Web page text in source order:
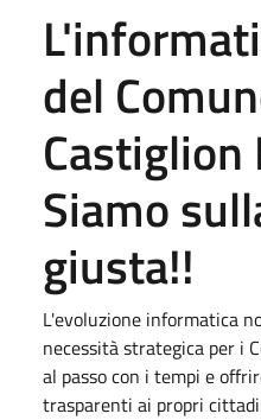
del
Siamo
giusta!!
L'evoluzione informatica
necessità strategica per i
al passo con i tempi e
trasparenti ai propri